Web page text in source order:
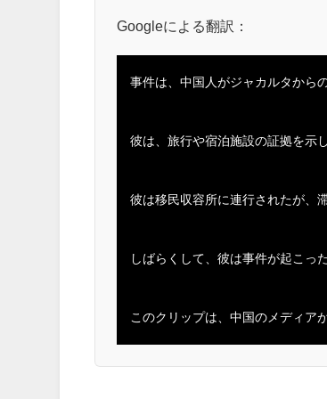
Googleによる翻訳：
事件は、中国人がジャカルタから
彼は、旅行や宿泊施設の証拠を示
彼は移民収容所に連行されたが、
しばらくして、彼は事件が起こっ